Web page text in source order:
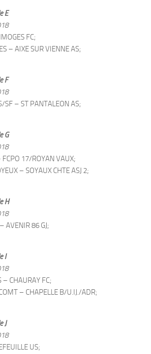
E
FC;
– AIXE SUR VIENNE AS;
F
SF – ST PANTALEON AS;
G
FCPO 17/ROYAN VAUX;
– SOYAUX CHTE ASJ 2;
H
AVENIR 86 GJ;
I
– CHAURAY FC;
– CHAPELLE B/U.IJ./ADR;
J
US;